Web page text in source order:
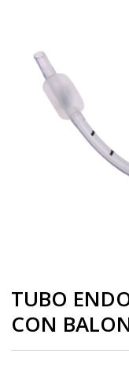
TUBO
CON